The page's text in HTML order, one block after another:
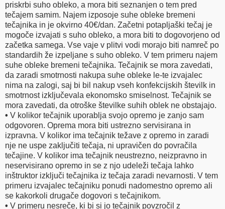
priskrbi suho obleko, a mora biti seznanjen o tem pred
tečajem samim. Najem izposoje suhe obleke bremeni
tečajnika in je okvirno 40€/dan. Začetni potapljaški tečaj je
mogoče izvajati s suho obleko, a mora biti to dogovorjeno od
začetka samega. Vse vaje v plitvi vodi morajo biti namreč po
standardih že izpeljane s suho obleko. V tem primeru najem
suhe obleke bremeni tečajnika. Tečajnik se mora zavedati,
da zaradi smotrnosti nakupa suhe obleke le-te izvajalec
nima na zalogi, saj bi bil nakup vseh konfekcijskih številk in
smotrnost izključevala ekonomsko smiselnost. Tečajnik se
mora zavedati, da otroške številke suhih oblek ne obstajajo.
• V kolikor tečajnik uporablja svojo opremo je zanjo sam
odgovoren. Oprema mora biti ustrezno servisirana in
izpravna. V kolikor ima tečajnik težave z opremo in zaradi
nje ne uspe zaključiti tečaja, ni upravičen do povračila
tečajine. V kolikor ima tečajnik neustrezno, neizpravno in
neservisirano opremo in se z njo udeleži tečaja lahko
inštruktor izključi tečajnika iz tečaja zaradi nevarnosti. V tem
primeru izvajalec tečajniku ponudi nadomestno opremo ali
se kakorkoli drugače dogovori s tečajnikom.
• V primeru nesreče, ki bi si jo tečajnik povzročil z